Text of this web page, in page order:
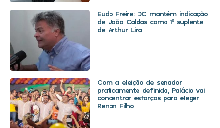
Eudo Freire: DC mantém indicação
de João Caldas como 1º suplente
de Arthur Lira
Com a eleição de senador
praticamente definida, Palácio vai
concentrar esforços para eleger
Renan Filho